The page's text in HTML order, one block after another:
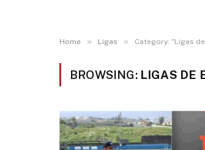
Home » Ligas » Category: "Ligas
BROWSING: LIGAS DE